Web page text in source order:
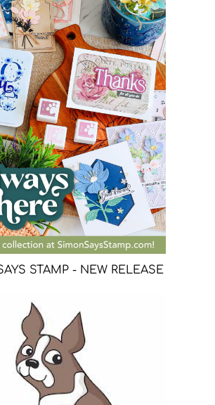
STAMP - NEW RELEASE